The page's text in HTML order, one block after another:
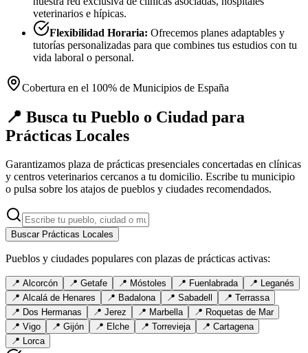
veterinarios e hípicas.
Flexibilidad Horaria: Ofrecemos planes adaptables y
tutorías personalizadas para que combines tus estudios con tu
vida laboral o personal.
Cobertura en el 100% de Municipios de España
📍 Busca tu Pueblo o Ciudad para
Prácticas Locales
Garantizamos plaza de prácticas presenciales concertadas en clínicas
y centros veterinarios cercanos a tu domicilio. Escribe tu municipio
o pulsa sobre los atajos de pueblos y ciudades recomendados.
Buscar Prácticas Locales
Pueblos y ciudades populares con plazas de prácticas activas:
📍 Alcorcón 📍 Getafe 📍 Móstoles 📍 Fuenlabrada 📍 Leganés
📍 Alcalá de Henares 📍 Badalona 📍 Sabadell 📍 Terrassa
📍 Dos Hermanas 📍 Jerez 📍 Marbella 📍 Roquetas de Mar
📍 Vigo 📍 Gijón 📍 Elche 📍 Torrevieja 📍 Cartagena
📍 Lorca